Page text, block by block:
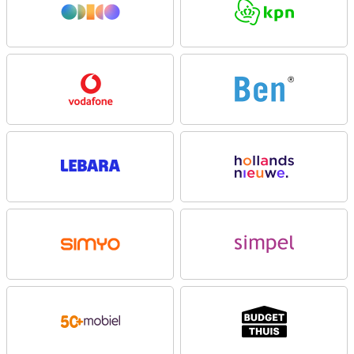
waarmee je mooie foto’s maakt. Met de 50MP-hoofdcamera maak
en gedetailleerde foto’s maakt. De 50MP-telelens biedt 2x optische
zoom en tot 30x ultra-zoom, waardoor je van dichtbij foto’s kunt
vastleggen. Daarnaast beschikt de telefoon over een 8MP-
ultragroothoeklens met een beeldhoek van 120° om brede
landschappen en groepsfoto’s haarscherp vast te leggen.
De TrueLens Engine 3.0 en Ultra XDR-technologie, gemaakt samen
met Google, zorgen voor betere HDR en natuurlijke kleuren.
bevat de telefoon een 32MP selfiecamera, waardoor je goed te
zien bent tijdens het facetimen.
Met deze smartphone neem je video's op in 4K bij 30 fps of in Full
HD bij 60 fps. Dankzij optische en elektronische beeldstabilisatie
motionmodus legt details vast in 1080p met 120 fps. Daarnaast
zorgt de AI-ondersteuning voor betere belichting en kleurcorrectie
Zoek je een telefooncamera die nóg beter kan inzoomen? Kijk dan
. Deze is namelijk uitgerust